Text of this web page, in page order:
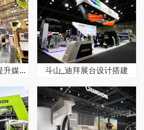
德国展台搭建如何提升媒体专访区专业质感 斗山_迪拜展台设计搭建